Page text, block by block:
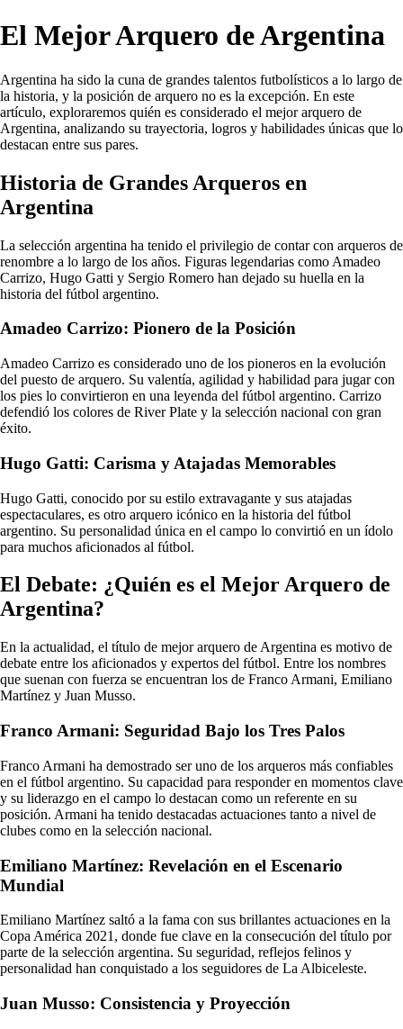
El Mejor Arquero de Argentina
Argentina ha sido la cuna de grandes talentos futbolísticos a lo largo de
la historia, y la posición de arquero no es la excepción. En este
artículo, exploraremos quién es considerado el mejor arquero de
Argentina, analizando su trayectoria, logros y habilidades únicas que lo
destacan entre sus pares.
Historia de Grandes Arqueros en
Argentina
La selección argentina ha tenido el privilegio de contar con arqueros de
renombre a lo largo de los años. Figuras legendarias como Amadeo
Carrizo, Hugo Gatti y Sergio Romero han dejado su huella en la
historia del fútbol argentino.
Amadeo Carrizo: Pionero de la Posición
Amadeo Carrizo es considerado uno de los pioneros en la evolución
del puesto de arquero. Su valentía, agilidad y habilidad para jugar con
los pies lo convirtieron en una leyenda del fútbol argentino. Carrizo
defendió los colores de River Plate y la selección nacional con gran
éxito.
Hugo Gatti: Carisma y Atajadas Memorables
Hugo Gatti, conocido por su estilo extravagante y sus atajadas
espectaculares, es otro arquero icónico en la historia del fútbol
argentino. Su personalidad única en el campo lo convirtió en un ídolo
para muchos aficionados al fútbol.
El Debate: ¿Quién es el Mejor Arquero de
Argentina?
En la actualidad, el título de mejor arquero de Argentina es motivo de
debate entre los aficionados y expertos del fútbol. Entre los nombres
que suenan con fuerza se encuentran los de Franco Armani, Emiliano
Martínez y Juan Musso.
Franco Armani: Seguridad Bajo los Tres Palos
Franco Armani ha demostrado ser uno de los arqueros más confiables
en el fútbol argentino. Su capacidad para responder en momentos clave
y su liderazgo en el campo lo destacan como un referente en su
posición. Armani ha tenido destacadas actuaciones tanto a nivel de
clubes como en la selección nacional.
Emiliano Martínez: Revelación en el Escenario
Mundial
Emiliano Martínez saltó a la fama con sus brillantes actuaciones en la
Copa América 2021, donde fue clave en la consecución del título por
parte de la selección argentina. Su seguridad, reflejos felinos y
personalidad han conquistado a los seguidores de La Albiceleste.
Juan Musso: Consistencia y Proyección